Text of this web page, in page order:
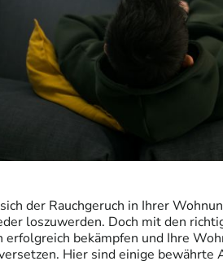
der Rauchgeruch in Ihrer
loszuwerden. Doch mit den
erfolgreich bekämpfen und Ihre
Hier sind einige bewährte